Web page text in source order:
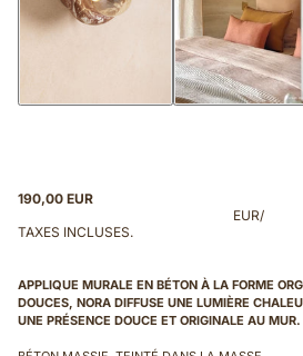
190,00 EUR
EUR/
TAXES INCLUSES.
APPLIQUE MURALE EN BÉTON À LA FORME
DOUCES, NORA DIFFUSE UNE LUMIÈRE
UNE PRÉSENCE DOUCE ET ORIGINALE AU MUR.